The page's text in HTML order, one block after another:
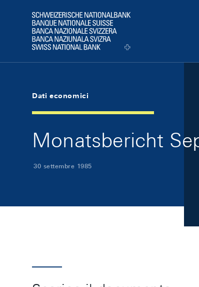
Logo
Dati economici
Monatsbericht
30 settembre 1985